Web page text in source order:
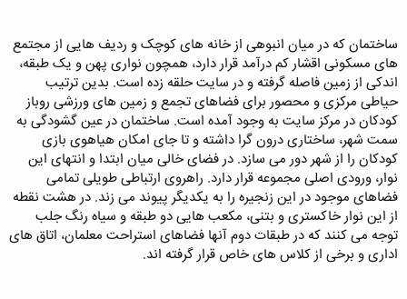
ساختمان که در میان انبوهی از خانه های کوچک و ردیف هایی از مجتمع
های مسکونی اقشار کم درآمد قرار دارد، همچون نواری پهن و یک طبقه،
اندکی از زمین فاصله گرفته و در سایت حلقه زده است. بدین ترتیب
حیاطی مرکزی و محصور برای فضاهای تجمع و زمین های ورزشی روباز
کودکان در مرکز سایت به وجود آمده است. ساختمان در عین گشودگی به
سمت شهر، ساختاری درون گرا داشته و تا جای امکان هیاهوی بازی
کودکان را از شهر دور می سازد. در فضای خالی میان ابتدا و انتهای این
نوار، ورودی اصلی مجموعه قرار دارد. راهروی ارتباطی طویلی تمامی
فضاهای موجود در این زنجیره را به یکدیگر پیوند می زند. در هشت نقطه
از این نوار خاکستری و بتنی، مکعب هایی دو طبقه و سیاه رنگ جلب
توجه می کنند که در طبقات دوم آنها فضاهای استراحت معلمان، اتاق های
اداری و برخی از کلاس های خاص قرار گرفته اند.